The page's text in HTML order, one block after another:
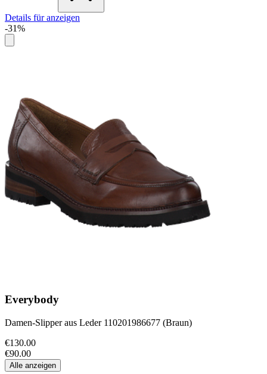
Details für anzeigen
-31%
Everybody
Damen-Slipper aus Leder 110201986677 (Braun)
€130.00
€90.00
Alle anzeigen